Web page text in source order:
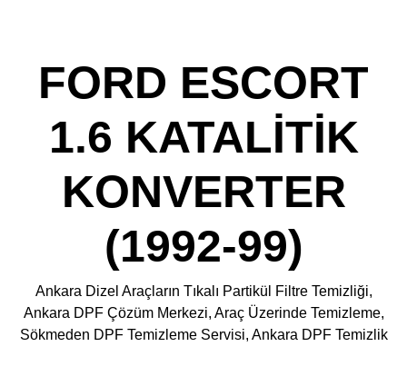
FORD ESCORT
1.6 KATALİTİK
KONVERTER
(1992-99)
Ankara Dizel Araçların Tıkalı Partikül Filtre Temizliği,
Ankara DPF Çözüm Merkezi, Araç Üzerinde Temizleme,
Sökmeden DPF Temizleme Servisi, Ankara DPF Temizlik